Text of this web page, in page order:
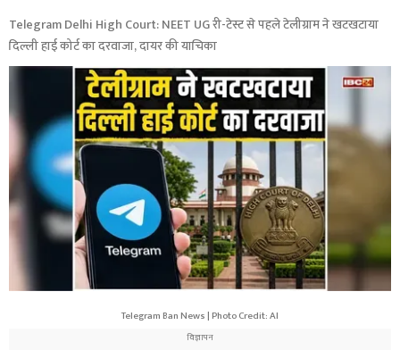
Telegram Delhi High Court: NEET UG री-टेस्ट से पहले टेलीग्राम ने खटखटाया
दिल्ली हाई कोर्ट का दरवाजा, दायर की याचिका
Telegram Ban News | Photo Credit: AI